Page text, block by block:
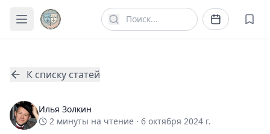
К списку статей
Илья Золкин
2 минуты на чтение · 6 октября 2024 г.